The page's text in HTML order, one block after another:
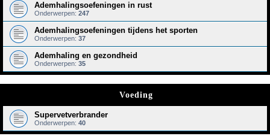
Ademhalingsoefeningen in rust
Onderwerpen: 247
Ademhalingsoefeningen tijdens het sporten
Onderwerpen: 37
Ademhaling en gezondheid
Onderwerpen: 35
Voeding
Supervetverbrander
Onderwerpen: 40